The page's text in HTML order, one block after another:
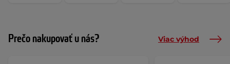
Prečo nakupovať u nás? Viac výhod